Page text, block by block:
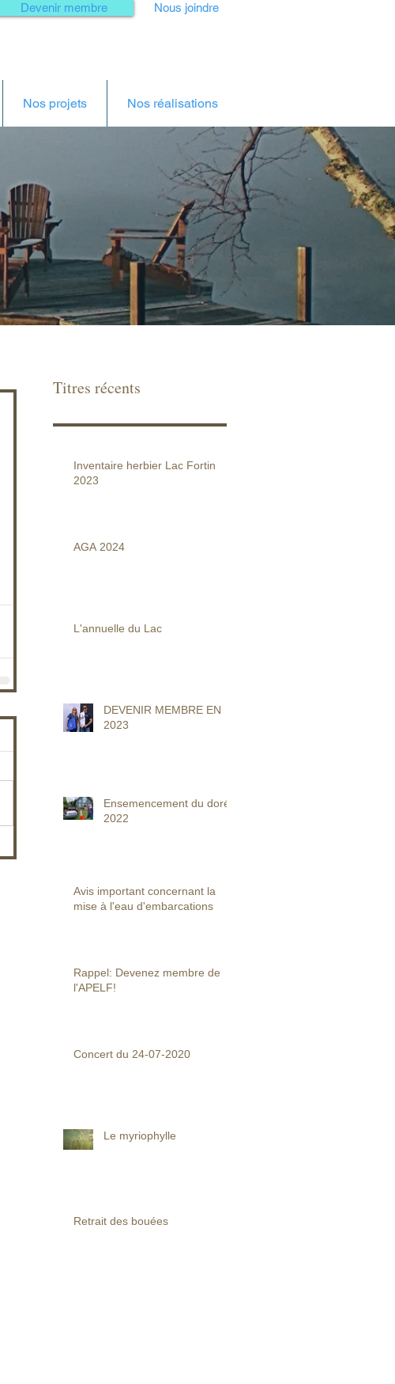
Devenir membre Nous joindre
Nos projets Nos réalisations
Titres récents
Inventaire herbier Lac Fortin
2023
AGA 2024
L'annuelle du Lac
DEVENIR MEMBRE EN
2023
Ensemencement du doré
2022
Avis important concernant la
mise à l'eau d'embarcations
Rappel: Devenez membre de
l'APELF!
Concert du 24-07-2020
Le myriophylle
Retrait des bouées